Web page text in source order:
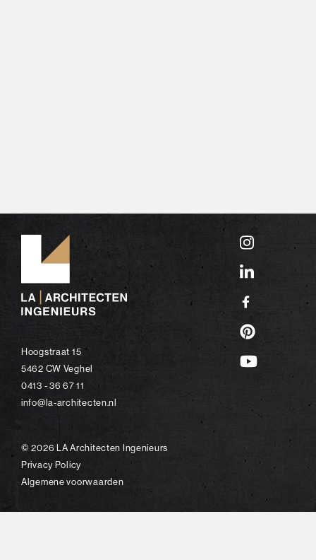
Hoogstraat 15
5462 CW Veghel
0413 - 36 67 11
info@la-architecten.nl
© 2026 LA Architecten Ingenieurs
Privacy Policy
Algemene voorwaarden